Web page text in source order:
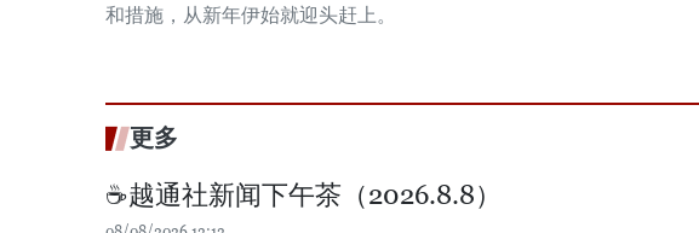
和措施，从新年伊始就迎头赶上。
更多
☕️越通社新闻下午茶（2026.8.8）